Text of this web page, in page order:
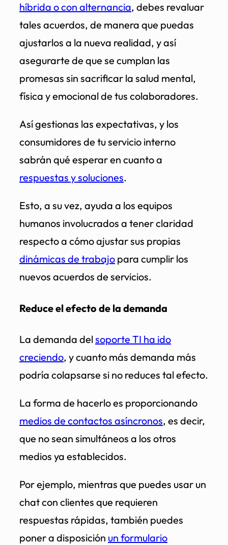
híbrida o con alternancia, debes revaluar
tales acuerdos, de manera que puedas
ajustarlos a la nueva realidad, y así
asegurarte de que se cumplan las
promesas sin sacrificar la salud mental,
física y emocional de tus colaboradores.
Así gestionas las expectativas, y los
consumidores de tu servicio interno
sabrán qué esperar en cuanto a
respuestas y soluciones.
Esto, a su vez, ayuda a los equipos
humanos involucrados a tener claridad
respecto a cómo ajustar sus propias
dinámicas de trabajo para cumplir los
nuevos acuerdos de servicios.
Reduce el efecto de la demanda
La demanda delsoporte TI ha ido
creciendo, y cuanto más demanda más
podría colapsarse si no reduces tal efecto.
La forma de hacerlo es proporcionando
medios de contactos asíncronos, es decir,
que no sean simultáneos a los otros
medios ya establecidos.
Por ejemplo, mientras que puedes usar un
chat con clientes que requieren
respuestas rápidas, también puedes
poner a disposición un formulario